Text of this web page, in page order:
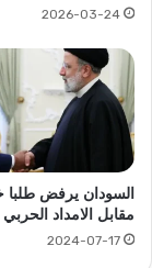
2026-03-24
السودان يرفض طلبا
مقابل الامداد الحربي
2024-07-17